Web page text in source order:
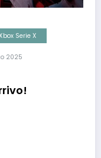
Serie X
2025